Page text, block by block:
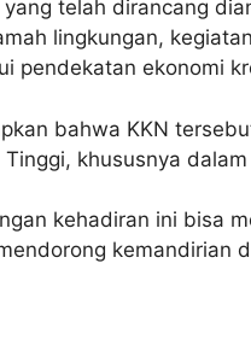
telah dirancang
lingkungan,
pendekatan ekonomi
bahwa KKN
Tinggi, khususnya
kehadiran ini bisa
kemandirian